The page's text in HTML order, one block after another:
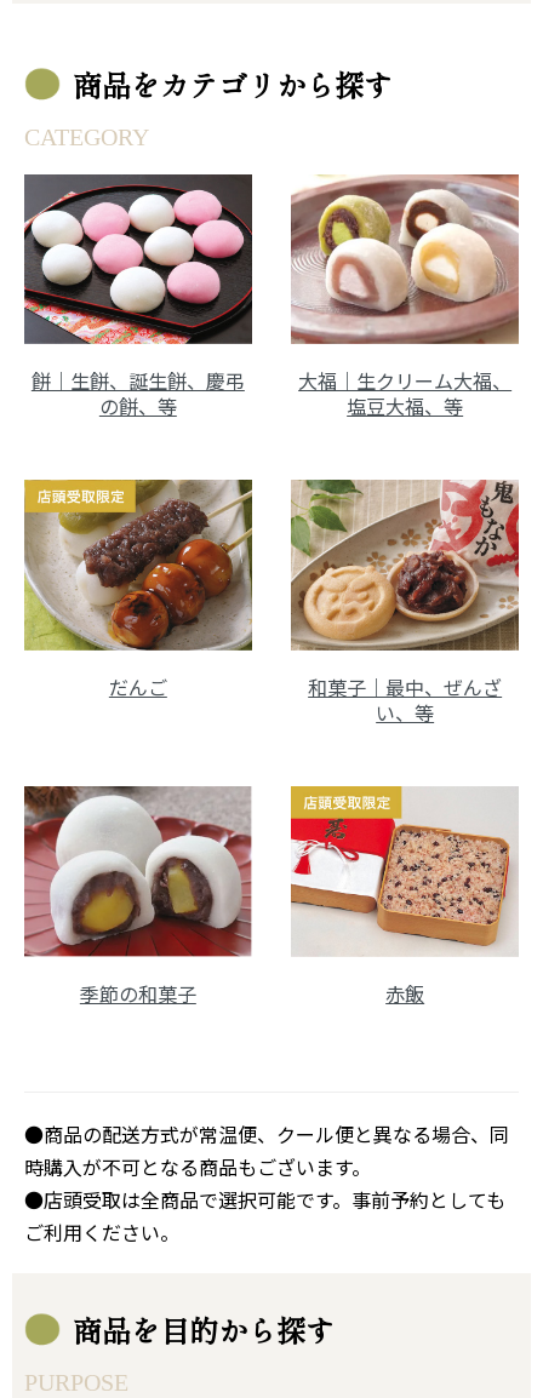
商品をカテゴリから探す
CATEGORY
餅｜生餅、誕生餅、慶弔
の餅、等
大福｜生クリーム大福、
塩豆大福、等
だんご
和菓子｜最中、ぜんざ
い、等
季節の和菓子 赤飯
●商品の配送方式が常温便、クール便と異なる場合、同
時購入が不可となる商品もございます。
●店頭受取は全商品で選択可能です。事前予約としても
ご利用ください。
商品を目的から探す
PURPOSE